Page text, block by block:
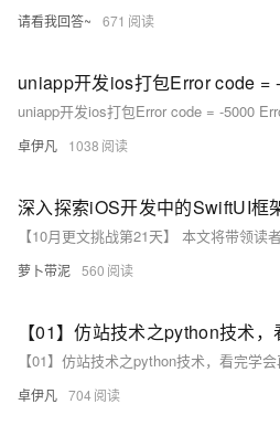
请看我回答~ 671
卓伊凡 1038
深入探索iOS开发中的SwiftUI框
萝卜带泥 560
卓伊凡 704